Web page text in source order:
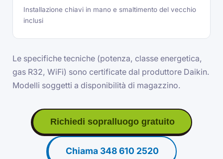
Installazione chiavi in mano e smaltimento del vecchio
inclusi
Le specifiche tecniche (potenza, classe energetica,
gas R32, WiFi) sono certificate dal produttore Daikin.
Modelli soggetti a disponibilità di magazzino.
Richiedi sopralluogo gratuito
Chiama 348 610 2520